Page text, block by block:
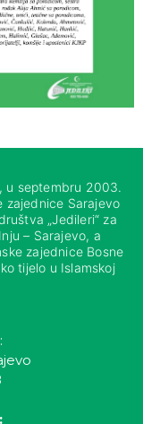
u septembru 2003.
zajednice Sarajevo
„Jedileri“ za
– Sarajevo, a
zajednice Bosne
tijelo u Islamskoj
: